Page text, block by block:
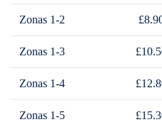
Zonas 1-2
Zonas 1-3
Zonas 1-4
Zonas 1-5